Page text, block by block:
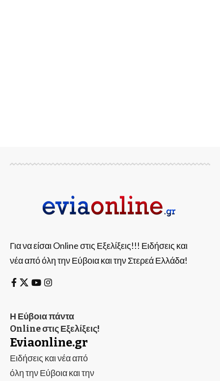
Για να είσαι Online στις Εξελίξεις!!! Ειδήσεις και
νέα από όλη την Εύβοια και την Στερεά Ελλάδα!
Η Εύβοια πάντα
Online στις Εξελίξεις!
Eviaonline.gr
Ειδήσεις και νέα από
όλη την Εύβοια και την